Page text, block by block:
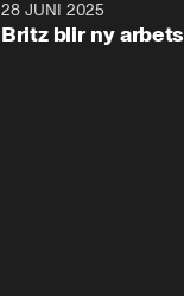
28 JUNI 2025
Britz blir ny